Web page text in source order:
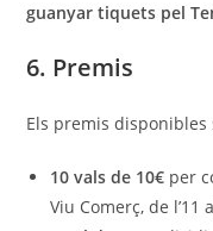
guanyar tiquets pel
6. Premis
Els premis disponibles
10 vals de 10€ per
Viu Comerç, de l’11